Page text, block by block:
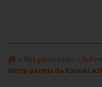
> Nos partenaires >
Votre permis de former